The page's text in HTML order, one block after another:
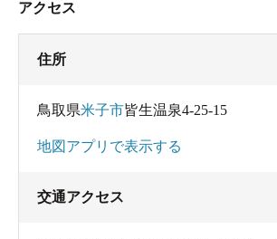
アクセス
住所
鳥取県米子市皆生温泉4-25-15
地図アプリで表示する
交通アクセス